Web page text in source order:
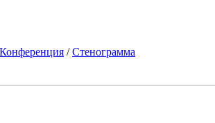
Конференция /Стенограмма